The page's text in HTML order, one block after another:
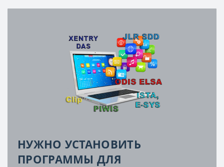
НУЖНО УСТАНОВИТЬ
ПРОГРАММЫ ДЛЯ